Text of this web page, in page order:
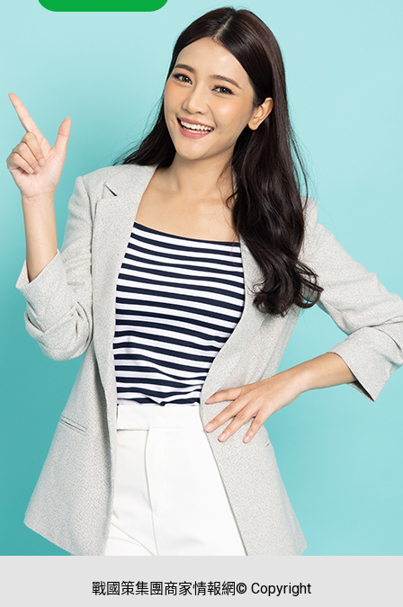
戰國策集團商家情報網© Copyright